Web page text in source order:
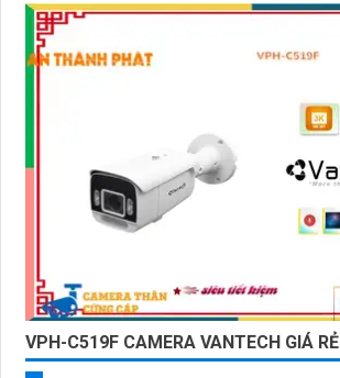
VPH-C519F CAMERA VANTECH GIÁ RẺ